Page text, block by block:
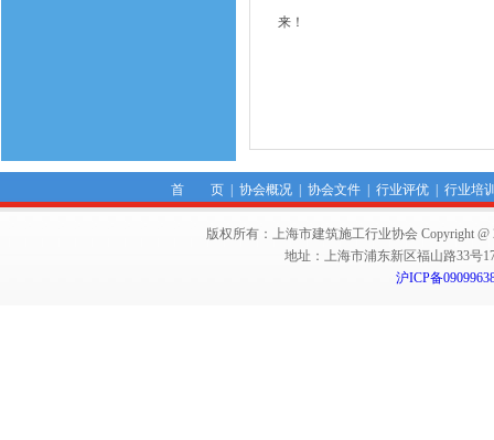
来！
首 页| 协会概况| 协会文件| 行业评优| 行业培
版权所有：上海市建筑施工行业协会 Copyright @
地址：上海市浦东新区福山路33号
沪ICP备